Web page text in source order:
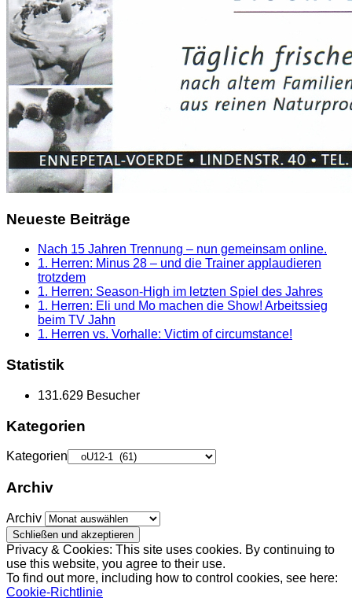
Neueste Beiträge
Nach 15 Jahren Trennung – nun gemeinsam online.
1. Herren: Minus 28 – und die Trainer applaudieren
trotzdem
1. Herren: Season-High im letzten Spiel des Jahres
1. Herren: Eli und Mo machen die Show! Arbeitssieg
beim TV Jahn
1. Herren vs. Vorhalle: Victim of circumstance!
Statistik
131.629 Besucher
Kategorien
Kategorien
Archiv
Archiv
Privacy & Cookies: This site uses cookies. By continuing to
use this website, you agree to their use.
To find out more, including how to control cookies, see here:
Cookie-Richtlinie